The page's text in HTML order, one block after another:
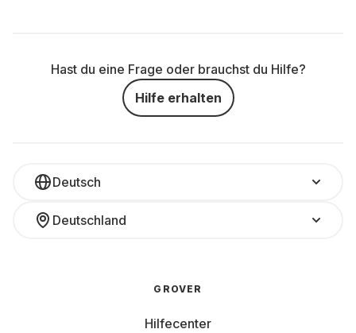
Hast du eine Frage oder brauchst du Hilfe?
Hilfe erhalten
Deutsch
Deutschland
GROVER
Hilfecenter